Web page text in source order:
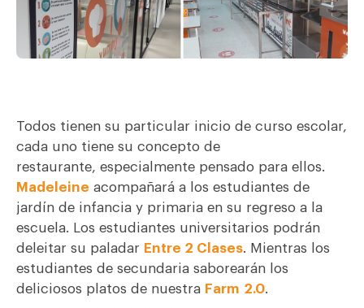
Todos tienen su particular inicio de curso escolar,
cada uno tiene su concepto de
restaurante, especialmente pensado para ellos.
Madeleine acompañará a los estudiantes de
jardín de infancia y primaria en su regreso a la
escuela. Los estudiantes universitarios podrán
deleitar su paladar Entre 2 Clases. Mientras los
estudiantes de secundaria saborearán los
deliciosos platos de nuestra Farm 2.0.